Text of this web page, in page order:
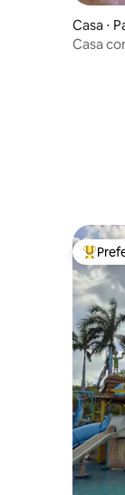
Casa ⋅
Casa
Entre